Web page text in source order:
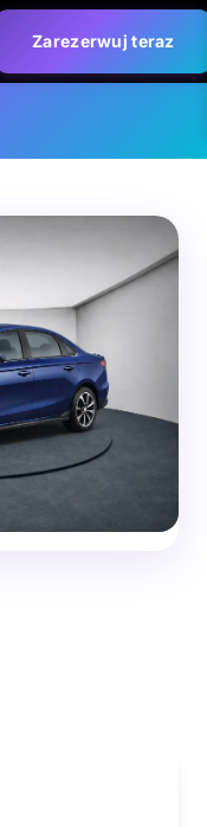
Zarezerwuj teraz